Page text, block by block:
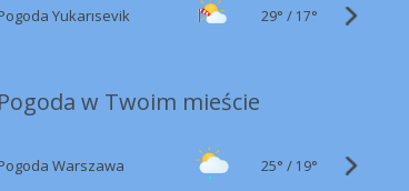
Yukarısevik 29° / 17°
Pogoda w Twoim mieście
Warszawa 25° / 19°